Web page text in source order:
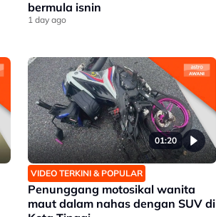
bermula isnin
1 day ago
01:20
VIDEO TERKINI & POPULAR
Penunggang motosikal wanita
maut dalam nahas dengan SUV di